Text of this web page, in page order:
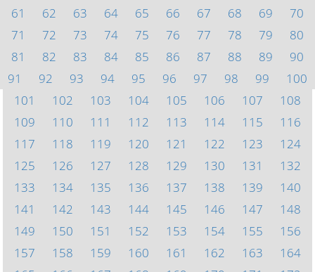
61
62 63 64 65 66 67 68 69
70
71
72 73 74 75 76 77 78 79
80
81
82 83 84 85 86 87 88 89
90
91
92 93 94 95 96 97 98 99
100
101
102 103 104 105 106 107
108
109
110 111 112 113 114 115
116
117
118 119 120 121 122 123
124
125
126 127 128 129 130 131
132
133
134 135 136 137 138 139
140
141
142 143 144 145 146 147
148
149
150 151 152 153 154 155
156
157
158 159 160 161 162 163
164